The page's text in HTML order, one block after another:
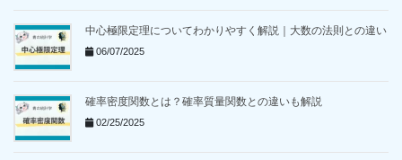
中心極限定理についてわかりやすく解説｜大数の法則との違い
06/07/2025
確率密度関数とは？確率質量関数との違いも解説
02/25/2025